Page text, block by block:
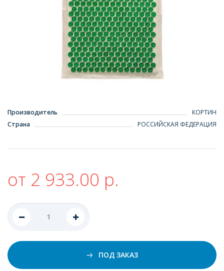
Производитель
КОРТИН
Страна
РОССИЙСКАЯ ФЕДЕРАЦИЯ
от 2 933.00 р.
ПОД ЗАКАЗ